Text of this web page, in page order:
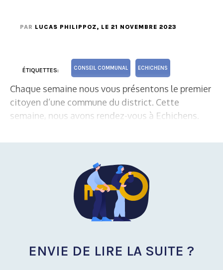
PAR LUCAS PHILIPPOZ, LE 21 NOVEMBRE 2023
ÉTIQUETTES: CONSEIL COMMUNAL ECHICHENS
Chaque semaine nous vous présentons le premier
citoyen d’une commune du district. Cette
semaine, nous avons rendez-vous à Echichens.
ENVIE DE LIRE LA SUITE ?